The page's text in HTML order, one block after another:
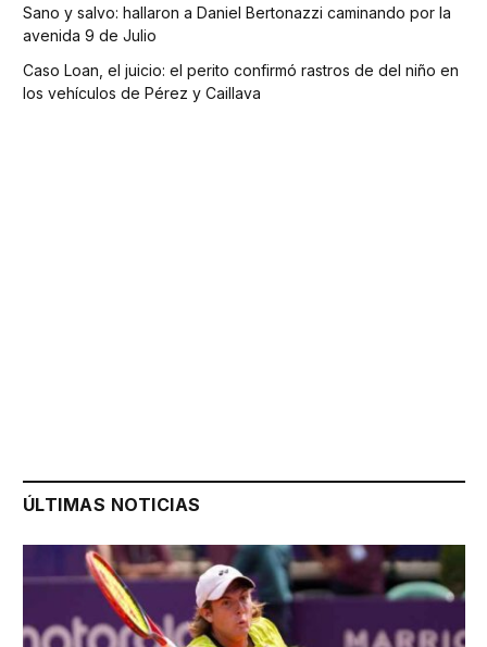
Sano y salvo: hallaron a Daniel Bertonazzi caminando por la
avenida 9 de Julio
Caso Loan, el juicio: el perito confirmó rastros de del niño en
los vehículos de Pérez y Caillava
ÚLTIMAS NOTICIAS